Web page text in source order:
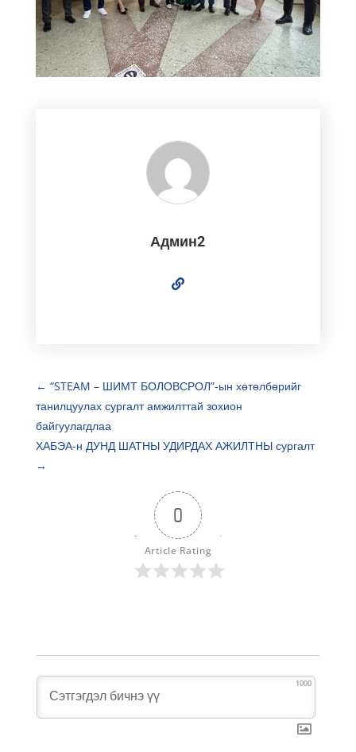
Админ2
← “STEAM – ШИМТ БОЛОВСРОЛ”-ын хөтөлбөрийг
танилцуулах сургалт амжилттай зохион
байгуулагдлаа
ХАБЭА-н ДУНД ШАТНЫ УДИРДАХ АЖИЛТНЫ сургалт
→
0
Article Rating
1000